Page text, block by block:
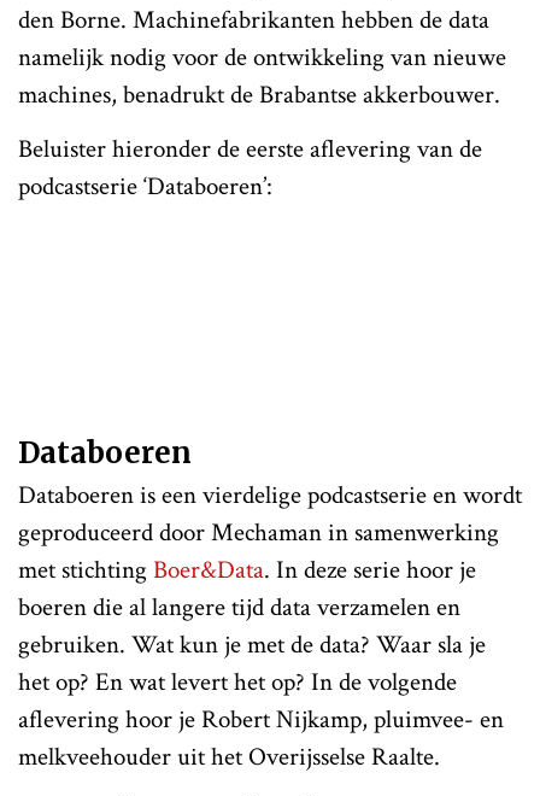
den Borne. Machinefabrikanten hebben de data
namelijk nodig voor de ontwikkeling van nieuwe
machines, benadrukt de Brabantse akkerbouwer.
Beluister hieronder de eerste aflevering van de
podcastserie ‘Databoeren’:
Databoeren
Databoeren is een vierdelige podcastserie en wordt
geproduceerd door Mechaman in samenwerking
met stichting Boer&Data. In deze serie hoor je
boeren die al langere tijd data verzamelen en
gebruiken. Wat kun je met de data? Waar sla je
het op? En wat levert het op? In de volgende
aflevering hoor je Robert Nijkamp, pluimvee- en
melkveehouder uit het Overijsselse Raalte.